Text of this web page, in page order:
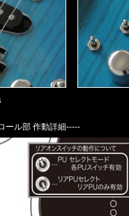
ール部 作動詳細-----